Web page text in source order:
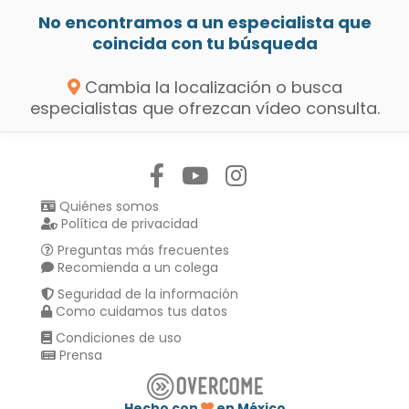
No encontramos a un especialista que
coincida con tu búsqueda
Cambia la localización o busca
especialistas que ofrezcan vídeo consulta.
Quiénes somos
Política de privacidad
Preguntas más frecuentes
Recomienda a un colega
Seguridad de la información
Como cuidamos tus datos
Condiciones de uso
Prensa